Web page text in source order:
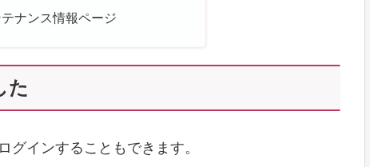
ナンス情報ページ
た
インすることもできます。